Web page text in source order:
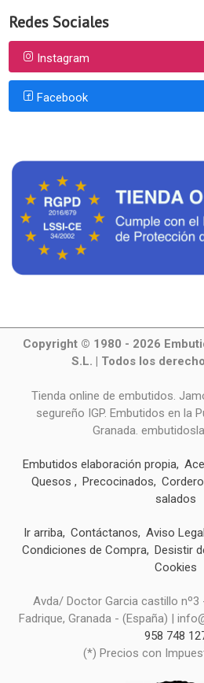
Redes Sociales
Instagram
Facebook
Copyright © 1980 - 2026
S.L. | Todos los
Tienda online de embutidos.
segureño IGP. Embutidos en la
Granada.
Embutidos elaboración propia
Quesos
Precocinados
salados
Ir arriba Contáctanos Aviso Legal
Condiciones de Compra Desistir
Cookies
Avda/ Doctor Garcia castillo nº3
Fadrique, Granada - (España) |
958 748
(*) Precios con